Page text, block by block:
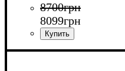
8700грн
8099грн